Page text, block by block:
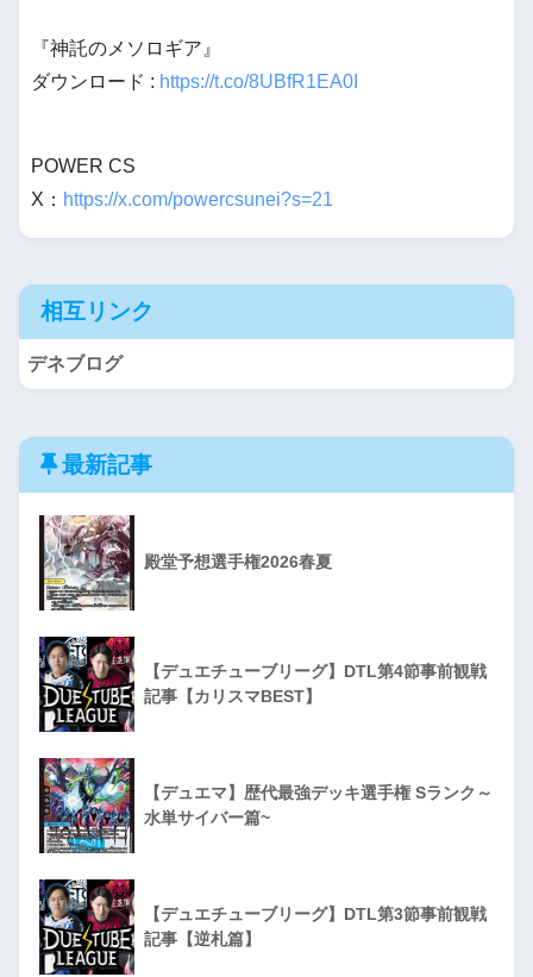
『神託のメソロギア』
ダウンロード : https://t.co/8UBfR1EA0I
POWER CS
X： https://x.com/powercsunei?s=21
相互リンク
デネブログ
最新記事
殿堂予想選手権2026春夏
【デュエチューブリーグ】DTL第4節事前観戦
記事【カリスマBEST】
【デュエマ】歴代最強デッキ選手権 Sランク～
水単サイバー篇~
【デュエチューブリーグ】DTL第3節事前観戦
記事【逆札篇】